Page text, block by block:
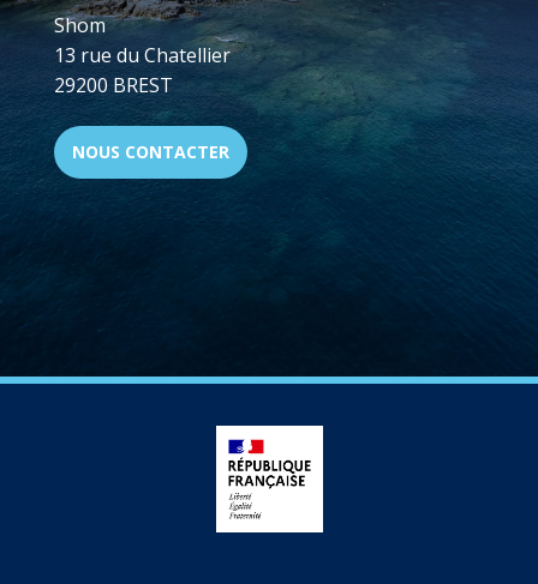
Shom
13 rue du Chatellier
29200 BREST
NOUS CONTACTER